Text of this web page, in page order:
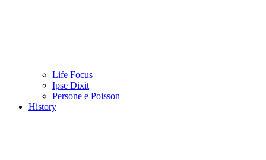
Life Focus
Ipse Dixit
Persone e Poisson
History